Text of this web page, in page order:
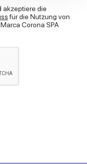
partners who
that you’ve
from your use
akzeptiere die
für die Nutzung von
Corona SPA